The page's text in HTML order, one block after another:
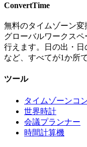
ConvertTime
無料のタイムゾーン変
グローバルワークス
行えます。日の出・
など、すべてが1か所
ツール
タイムゾーンコ
世界時計
会議プランナー
時間計算機